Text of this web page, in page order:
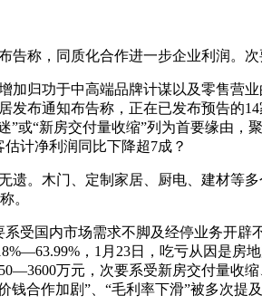
，同质化合作进一步企业利润。次
归功于中高端品牌计谋以及零售营
发布通知布告称，正在已发布预告的
”或“新房交付量收缩”列为首要缘由
计净利润同比下降超7成？
木门、定制家居、厨电、建材等多
。
国内市场需求不脚及经停业务开辟
，1月23日，吃亏从因是
万元，次要系受新房交付量
合作加剧”、“毛利率下滑”被多次提及